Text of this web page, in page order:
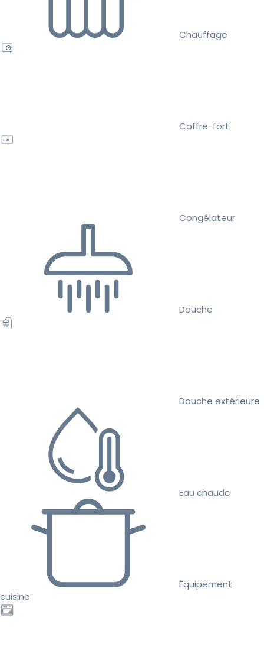
Chauffage
Coffre-fort
Congélateur
Douche
Douche extérieure
Eau chaude
Équipement
cuisine